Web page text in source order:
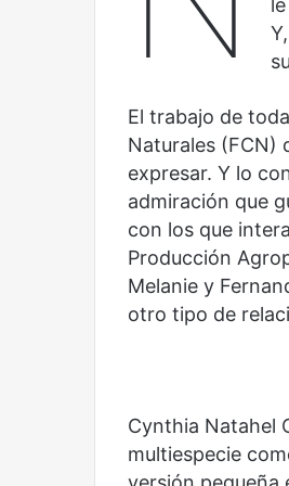
El trabajo de
Naturales (FCN)
expresar. Y lo
admiración que
con los que
Producción
Melanie y
otro tipo de
Cynthia Natahel
multiespecie
Cine, futbol y América Latina: una
mirada diferente